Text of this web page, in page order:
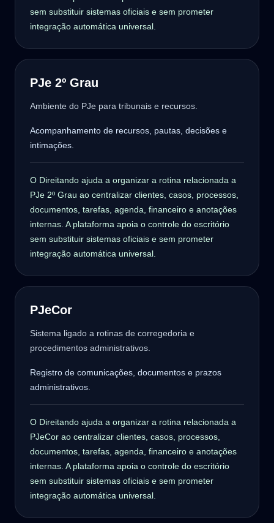
sem substituir sistemas oficiais e sem prometer
integração automática universal.
PJe 2º Grau
Ambiente do PJe para tribunais e recursos.
Acompanhamento de recursos, pautas, decisões e
intimações.
O Direitando ajuda a organizar a rotina relacionada a
PJe 2º Grau ao centralizar clientes, casos, processos,
documentos, tarefas, agenda, financeiro e anotações
internas. A plataforma apoia o controle do escritório
sem substituir sistemas oficiais e sem prometer
integração automática universal.
PJeCor
Sistema ligado a rotinas de corregedoria e
procedimentos administrativos.
Registro de comunicações, documentos e prazos
administrativos.
O Direitando ajuda a organizar a rotina relacionada a
PJeCor ao centralizar clientes, casos, processos,
documentos, tarefas, agenda, financeiro e anotações
internas. A plataforma apoia o controle do escritório
sem substituir sistemas oficiais e sem prometer
integração automática universal.